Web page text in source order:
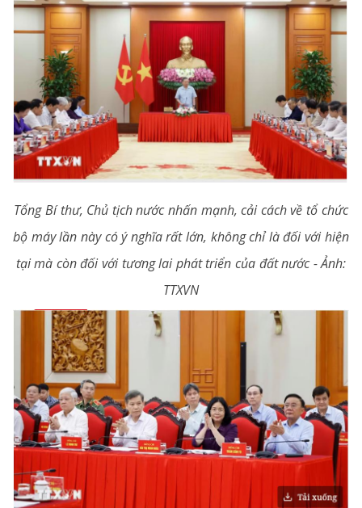
Tổng Bí thư, Chủ tịch nước nhấn mạnh, cải cách về tổ chức
bộ máy lần này có ý nghĩa rất lớn, không chỉ là đối với hiện
tại mà còn đối với tương lai phát triển của đất nước - Ảnh:
TTXVN